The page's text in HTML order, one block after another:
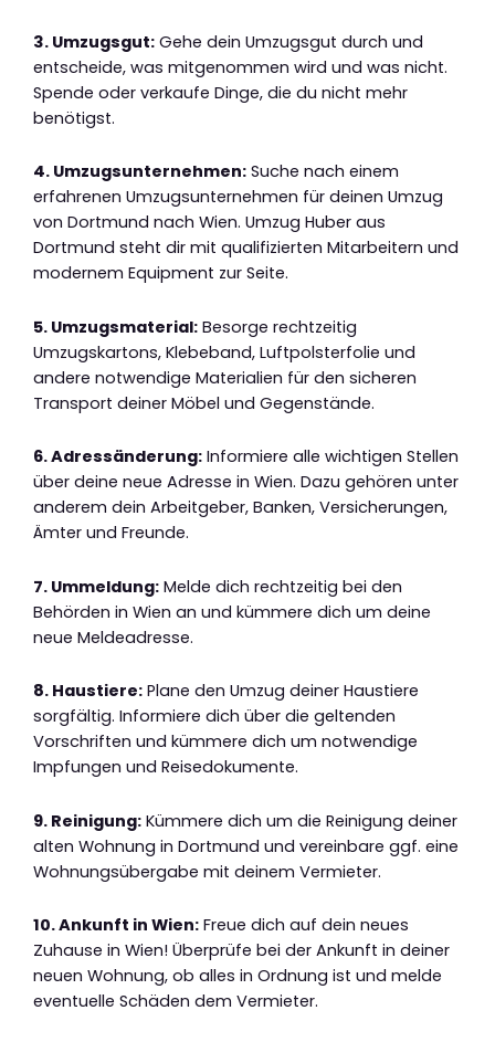
3. Umzugsgut: Gehe dein Umzugsgut durch und
entscheide, was mitgenommen wird und was nicht.
Spende oder verkaufe Dinge, die du nicht mehr
benötigst.
4. Umzugsunternehmen: Suche nach einem
erfahrenen Umzugsunternehmen für deinen Umzug
von Dortmund nach Wien. Umzug Huber aus
Dortmund steht dir mit qualifizierten Mitarbeitern und
modernem Equipment zur Seite.
5. Umzugsmaterial: Besorge rechtzeitig
Umzugskartons, Klebeband, Luftpolsterfolie und
andere notwendige Materialien für den sicheren
Transport deiner Möbel und Gegenstände.
6. Adressänderung: Informiere alle wichtigen Stellen
über deine neue Adresse in Wien. Dazu gehören unter
anderem dein Arbeitgeber, Banken, Versicherungen,
Ämter und Freunde.
7. Ummeldung: Melde dich rechtzeitig bei den
Behörden in Wien an und kümmere dich um deine
neue Meldeadresse.
8. Haustiere: Plane den Umzug deiner Haustiere
sorgfältig. Informiere dich über die geltenden
Vorschriften und kümmere dich um notwendige
Impfungen und Reisedokumente.
9. Reinigung: Kümmere dich um die Reinigung deiner
alten Wohnung in Dortmund und vereinbare ggf. eine
Wohnungsübergabe mit deinem Vermieter.
10. Ankunft in Wien: Freue dich auf dein neues
Zuhause in Wien! Überprüfe bei der Ankunft in deiner
neuen Wohnung, ob alles in Ordnung ist und melde
eventuelle Schäden dem Vermieter.